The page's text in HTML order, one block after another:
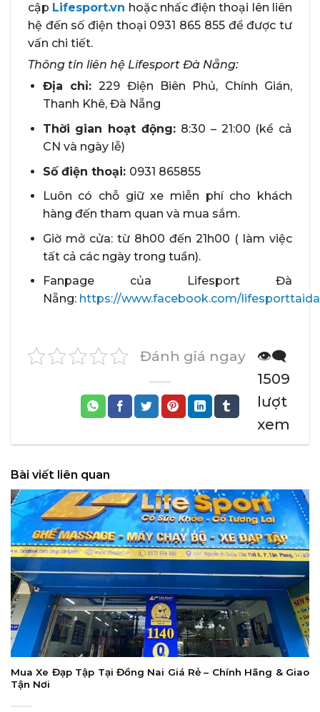
cập Lifesport.vn hoặc nhấc điện thoại lên liên
hệ đến số điện thoại 0931 865 855 để được tư
vấn chi tiết.
Thông tin liên hệ Lifesport Đà Nẵng:
Địa chỉ:229 Điện Biên Phủ, Chính Gián,
Thanh Khê, Đà Nẵng
Thời gian hoạt động: 8:30 – 21:00 (kể cả
CN và ngày lễ)
Số điện thoại: 0931 865855
Luôn có chỗ giữ xe miễn phí cho khách
hàng đến tham quan và mua sắm.
Giờ mở cửa: từ 8h00 đến 21h00 ( làm việc
tất cả các ngày trong tuần).
Fanpage của Lifesport Đà
Nẵng: https://www.facebook.com/
Đánh giá ngay
👁️‍🗨️
1509
lượt
xem
Bài viết liên quan
Mua Xe Đạp Tập Tại Đồng Nai Giá Rẻ – Chính Hãng & Giao
Tận Nơi